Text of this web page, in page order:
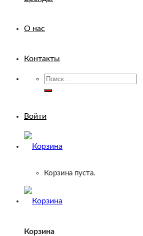
О нас
Контакты
Искать:
Войти
Корзина пуста.
Корзина